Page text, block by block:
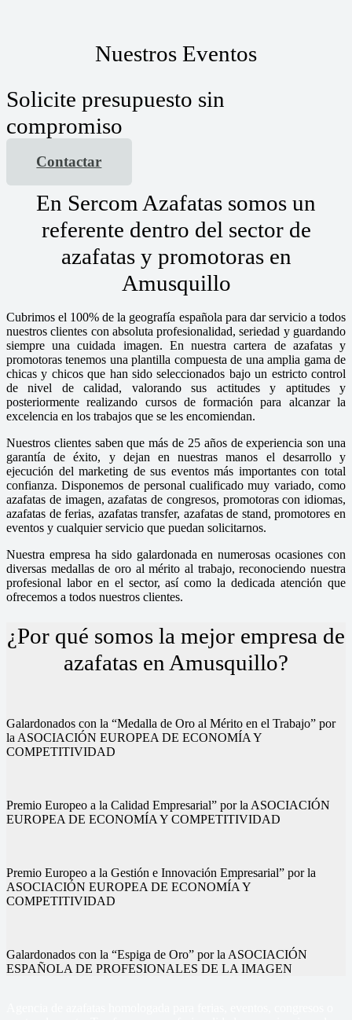
Nuestros Eventos
Solicite presupuesto sin
compromiso
Contactar
En Sercom Azafatas somos un
referente dentro del sector de
azafatas y promotoras en
Amusquillo
Cubrimos el 100% de la geografía española para dar servicio a todos
nuestros clientes con absoluta profesionalidad, seriedad y guardando
siempre una cuidada imagen. En nuestra cartera de azafatas y
promotoras tenemos una plantilla compuesta de una amplia gama de
chicas y chicos que han sido seleccionados bajo un estricto control
de nivel de calidad, valorando sus actitudes y aptitudes y
posteriormente realizando cursos de formación para alcanzar la
excelencia en los trabajos que se les encomiendan.
Nuestros clientes saben que más de 25 años de experiencia son una
garantía de éxito, y dejan en nuestras manos el desarrollo y
ejecución del marketing de sus eventos más importantes con total
confianza. Disponemos de personal cualificado muy variado, como
azafatas de imagen, azafatas de congresos, promotoras con idiomas,
azafatas de ferias, azafatas transfer, azafatas de stand, promotores en
eventos y cualquier servicio que puedan solicitarnos.
Nuestra empresa ha sido galardonada en numerosas ocasiones con
diversas medallas de oro al mérito al trabajo, reconociendo nuestra
profesional labor en el sector, así como la dedicada atención que
ofrecemos a todos nuestros clientes.
¿Por qué somos la mejor empresa de
azafatas en Amusquillo?
Galardonados con la “Medalla de Oro al Mérito en el Trabajo” por
la ASOCIACIÓN EUROPEA DE ECONOMÍA Y
COMPETITIVIDAD
Premio Europeo a la Calidad Empresarial” por la ASOCIACIÓN
EUROPEA DE ECONOMÍA Y COMPETITIVIDAD
Premio Europeo a la Gestión e Innovación Empresarial” por la
ASOCIACIÓN EUROPEA DE ECONOMÍA Y
COMPETITIVIDAD
Galardonados con la “Espiga de Oro” por la ASOCIACIÓN
ESPAÑOLA DE PROFESIONALES DE LA IMAGEN